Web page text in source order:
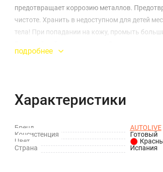
предотвращает коррозию металлов.
чистоте. Хранить в недоступном для детей
тела! При попадании на кожу, промыть
упаковку согласно требованиям
подробнее
Характеристики
Бренд AUTOLIVE
Консистенция
Готовый
Цвет
Страна
Испания